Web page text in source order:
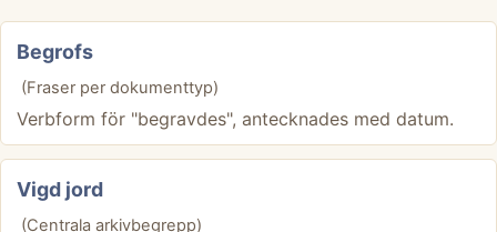
Begrofs
(Fraser per dokumenttyp)
Verbform för "begravdes", antecknades med datum.
Vigd jord
(Centrala arkivbegrepp)